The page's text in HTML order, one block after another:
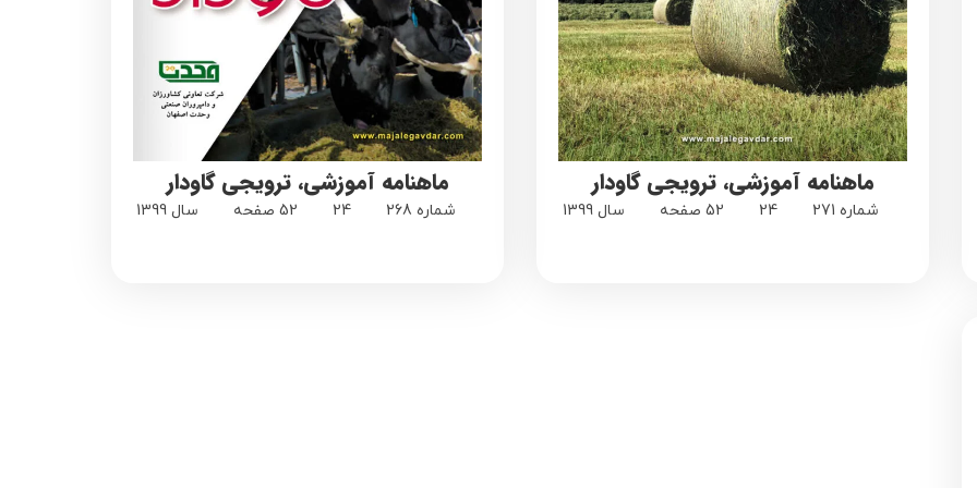
ماهنامه آموزشی، ترویجی گاودار
شماره 271 24 52 صفحه سال 1399
ماهنامه آموزشی، ترویجی گاودار
شماره 268 24 52 صفحه سال 1399